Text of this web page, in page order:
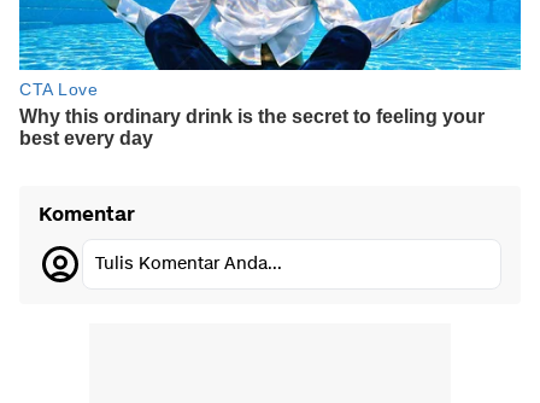
Komentar
Tulis Komentar Anda...